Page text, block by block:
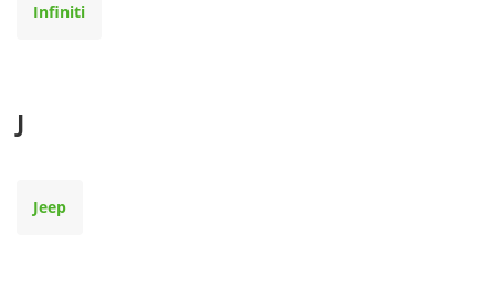
Infiniti
J
Jeep